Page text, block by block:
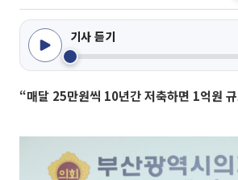
기사 듣기
“매달 25만원씩 10년간 저축하면 1억원